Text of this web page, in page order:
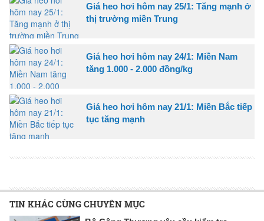
Giá heo hơi hôm nay 25/1: Tăng mạnh ở
thị trường miền Trung
Giá heo hơi hôm nay 24/1: Miền Nam
tăng 1.000 - 2.000 đồng/kg
Giá heo hơi hôm nay 21/1: Miền Bắc tiếp
tục tăng mạnh
TIN KHÁC CÙNG CHUYÊN MỤC